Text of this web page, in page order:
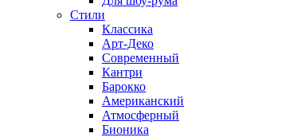
Стили
Классика
Арт-Деко
Современный
Кантри
Барокко
Американский
Атмосферный
Бионика